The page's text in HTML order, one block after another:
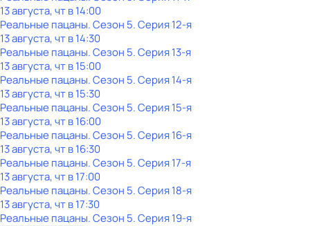
13 августа, чт в 14:00
Реальные пацаны. Сезон 5. Серия 12-я
13 августа, чт в 14:30
Реальные пацаны. Сезон 5. Серия 13-я
13 августа, чт в 15:00
Реальные пацаны. Сезон 5. Серия 14-я
13 августа, чт в 15:30
Реальные пацаны. Сезон 5. Серия 15-я
13 августа, чт в 16:00
Реальные пацаны. Сезон 5. Серия 16-я
13 августа, чт в 16:30
Реальные пацаны. Сезон 5. Серия 17-я
13 августа, чт в 17:00
Реальные пацаны. Сезон 5. Серия 18-я
13 августа, чт в 17:30
Реальные пацаны. Сезон 5. Серия 19-я